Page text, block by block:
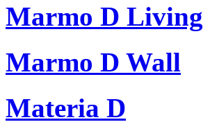
Marmo D Living
Marmo D Wall
Materia D